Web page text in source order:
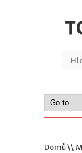
Domů\\